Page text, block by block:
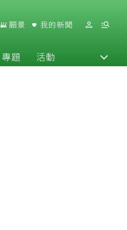
願景 我的新聞
專題 活動